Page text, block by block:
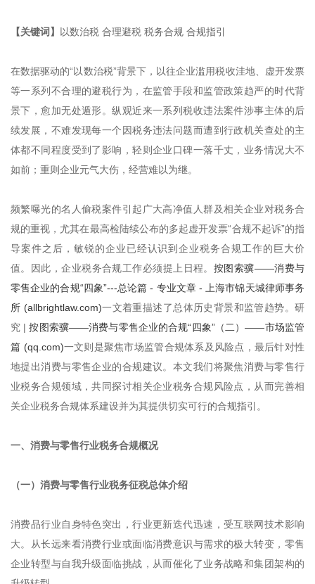
【关键词】 以数治税 合理避税 税务合规 合规指引
在数据驱动的“以数治税”背景下，以往企业滥用税收洼地、虚开发票
等一系列不合理的避税行为，在监管手段和监管政策趋严的时代背
景下，愈加无处遁形。纵观近来一系列税收违法案件涉事主体的后
续发展，不难发现每一个因税务违法问题而遭到行政机关查处的主
体都不同程度受到了影响，轻则企业口碑一落千丈，业务情况大不
如前；重则企业元气大伤，经营难以为继。
频繁曝光的名人偷税案件引起广大高净值人群及相关企业对税务合
规的重视，尤其在最高检陆续公布的多起虚开发票“合规不起诉”的指
导案件之后，敏锐的企业已经认识到企业税务合规工作的巨大价
值。因此，企业税务合规工作必须提上日程。 按图索骥——消费与
零售企业的合规“四象”---总论篇 - 专业文章 - 上海市锦天城律师事务
所 (allbrightlaw.com)一文着重描述了总体历史背景和监管趋势。研
究 |按图索骥——消费与零售企业的合规“四象”（二）——市场监管
篇 (qq.com)一文则是聚焦市场监管合规体系及风险点，最后针对性
地提出消费与零售企业的合规建议。本文我们将聚焦消费与零售行
业税务合规领域，共同探讨相关企业税务合规风险点，从而完善相
关企业税务合规体系建设并为其提供切实可行的合规指引。
一、消费与零售行业税务合规概况
（一）消费与零售行业税务征税总体介绍
消费品行业自身特色突出，行业更新迭代迅速，受互联网技术影响
大。从长远来看消费行业或面临消费意识与需求的极大转变，零售
企业转型与自我升级面临挑战，从而催化了业务战略和集团架构的